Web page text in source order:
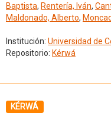
Baptista, Rentería, Iván,
Maldonado, Alberto,
Institución: Universidad de
Repositorio: Kérwá
KÉRWÁ